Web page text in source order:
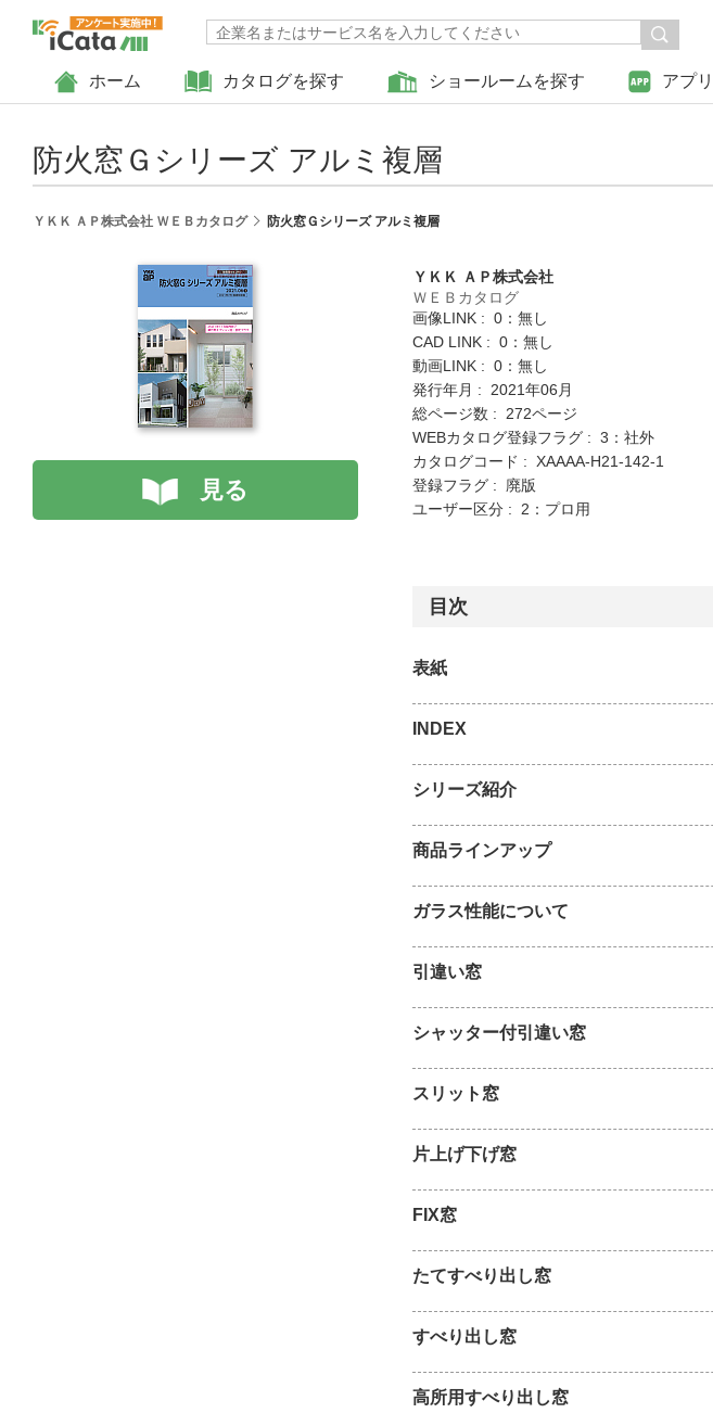
ホーム カタログを探す ショールームを探す アプリ
防火窓Ｇシリーズ アルミ複層
ＹＫＫ ＡＰ株式会社 ＷＥＢカタログ 防火窓Ｇシリーズ アルミ複層
見る
ＹＫＫ ＡＰ株式会社
ＷＥＢカタログ
画像LINK : 0：無し
CAD LINK : 0：無し
動画LINK : 0：無し
発行年月 : 2021年06月
総ページ数 : 272ページ
WEBカタログ登録フラグ : 3：社外
カタログコード : XAAAA-H21-142-1
登録フラグ : 廃版
ユーザー区分 : 2：プロ用
目次
表紙
INDEX
シリーズ紹介
商品ラインアップ
ガラス性能について
引違い窓
シャッター付引違い窓
スリット窓
片上げ下げ窓
FIX窓
たてすべり出し窓
すべり出し窓
高所用すべり出し窓